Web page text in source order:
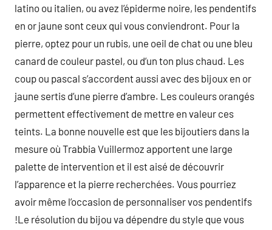
latino ou italien, ou avez l’épiderme noire, les pendentifs
en or jaune sont ceux qui vous conviendront. Pour la
pierre, optez pour un rubis, une oeil de chat ou une bleu
canard de couleur pastel, ou d’un ton plus chaud. Les
coup ou pascal s’accordent aussi avec des bijoux en or
jaune sertis d’une pierre d’ambre. Les couleurs orangés
permettent effectivement de mettre en valeur ces
teints. La bonne nouvelle est que les bijoutiers dans la
mesure où Trabbia Vuillermoz apportent une large
palette de intervention et il est aisé de découvrir
l’apparence et la pierre recherchées. Vous pourriez
avoir même l’occasion de personnaliser vos pendentifs
!Le résolution du bijou va dépendre du style que vous